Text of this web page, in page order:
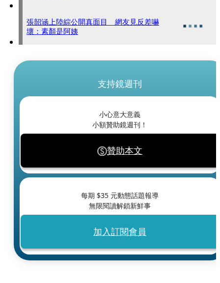
張韶涵上陸綜公開真面目 網友見反差嚇
壞：素顏是阿姨
支持鏡週刊
小心意大意義
小額贊助鏡週刊！
贊助本文
每期 $35 元動態話題報導
無限閱讀解鎖新鮮事
加入訂閱會員